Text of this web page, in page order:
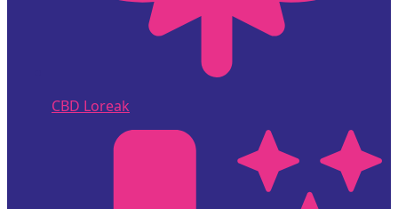
CBD Loreak